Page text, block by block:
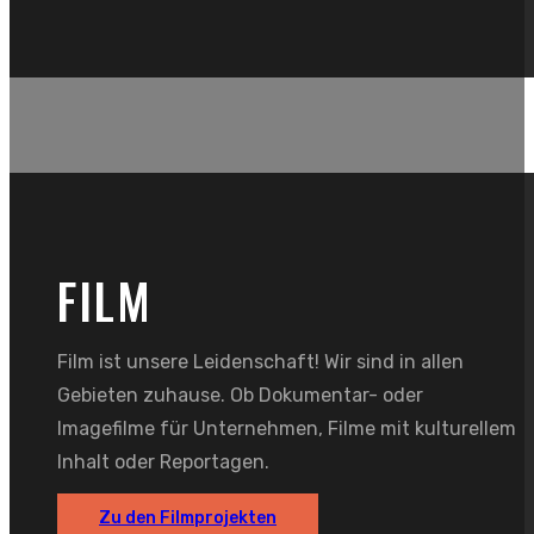
FILM
Film ist unsere Leidenschaft! Wir sind in allen
Gebieten zuhause. Ob Dokumentar- oder
Imagefilme für Unternehmen, Filme mit kulturellem
Inhalt oder Reportagen.
Zu den Filmprojekten